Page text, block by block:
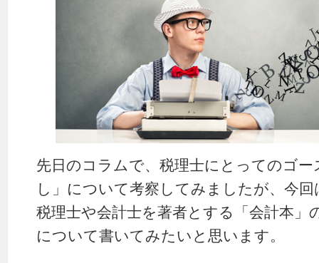
先日のコラムで、税理士にとってのゴ
し」について考察してみましたが、今
税理士や会計士を著者とする「会計本」
について書いてみたいと思います。